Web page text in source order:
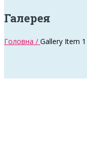
Галерея
Головна / Gallery Item 1